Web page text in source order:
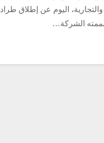
اليوم عن إطلاق طراد